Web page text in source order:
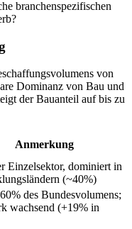
branchenspezifischen
von
Dominanz von Bau und
der Bauanteil auf bis zu
Anmerkung
Einzelsektor, dominiert in
(~40%)
des Bundesvolumens;
wachsend (+19% in